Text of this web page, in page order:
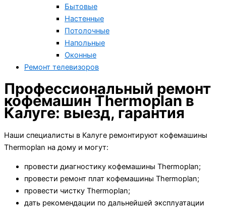
Бытовые
Настенные
Потолочные
Напольные
Оконные
Ремонт телевизоров
Профессиональный ремонт
кофемашин Thermoplan в
Калуге: выезд, гарантия
Наши специалисты в Калуге ремонтируют кофемашины
Thermoplan на дому и могут:
провести диагностику кофемашины Thermoplan;
провести ремонт плат кофемашины Thermoplan;
провести чистку Thermoplan;
дать рекомендации по дальнейшей эксплуатации